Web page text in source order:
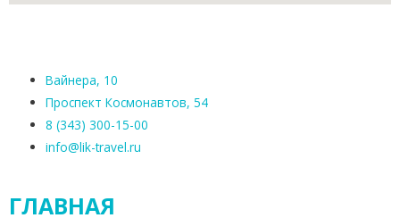
Вайнера, 10
Проспект Космонавтов, 54
8 (343) 300-15-00
info@lik-travel.ru
ГЛАВНАЯ